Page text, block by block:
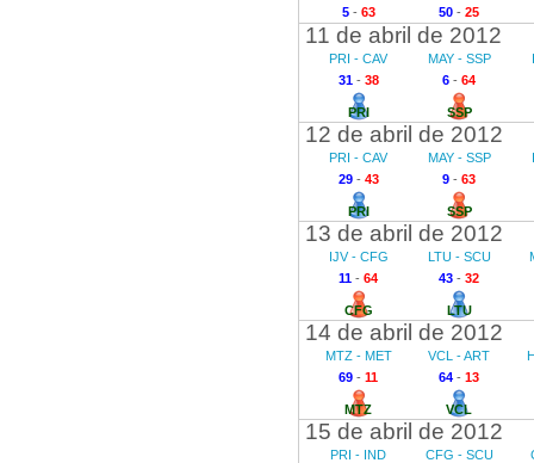
5- 63 50 - 25
11 de abril de 2012
PRI - CAV
31- 38
PRI
MAY - SSP
6 - 64
SSP
12 de abril de 2012
PRI - CAV
29- 43
PRI
MAY - SSP
9 - 63
SSP
13 de abril de 2012
IJV - CFG
11 - 64
CFG
LTU - SCU
43 - 32
LTU
14 de abril de 2012
MTZ - MET
69 - 11
MTZ
VCL - ART
64 - 13
VCL
15 de abril de 2012
PRI - IND
CFG - SCU